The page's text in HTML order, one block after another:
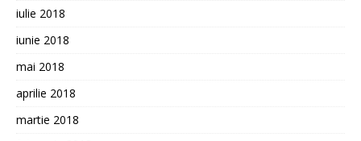
iulie 2018
iunie 2018
mai 2018
aprilie 2018
martie 2018